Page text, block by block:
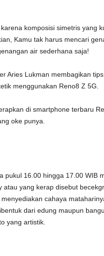
komposisi simetris yang
Kamu tak harus mencari
air sederhana saja!
Aries Lukman membagikan
menggunakan Reno8 Z 5G.
di smartphone terbaru
oke punya.
pukul 16.00 hingga 17.00 WIB
yang kerap disebut
cahaya
dari edung maupun
yang artistik.